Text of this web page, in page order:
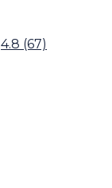
4.8 (67)